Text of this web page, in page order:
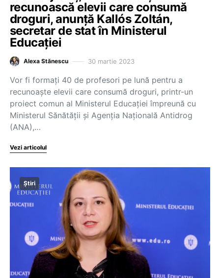
recunoască elevii care consumă
droguri, anunță Kallós Zoltán,
secretar de stat în Ministerul
Educației
Alexa Stănescu 30 martie 2023
Vor fi formați 40 de profesori pe lună pentru a
recunoaște elevii care consumă droguri, printr-un
proiect comun al Ministerul Educației împreună cu
Ministerul Sănătății și Agenția Națională Antidrog
(ANA),…
Vezi articolul
Știri